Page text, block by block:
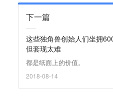
下一篇
这些独角兽创始人们坐拥
但套现太难
都是纸面上的价值。
2018-08-14